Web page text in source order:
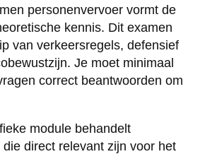
personenvervoer vormt de
kennis. Dit examen
van verkeersregels, defensief
Je moet minimaal
correct beantwoorden om
module behandelt
direct relevant zijn voor het